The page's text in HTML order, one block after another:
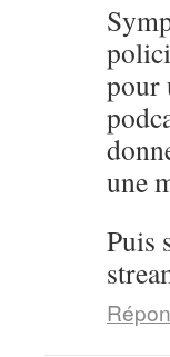
pour
une
Puis